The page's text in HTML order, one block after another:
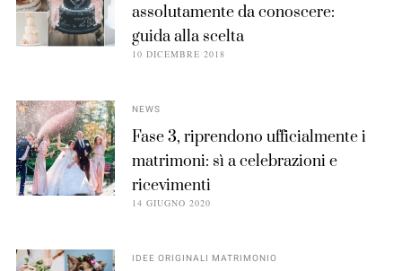
assolutamente da conoscere:
guida alla scelta
10 DICEMBRE 2018
NEWS
Fase 3, riprendono ufficialmente i
matrimoni: sì a celebrazioni e
ricevimenti
14 GIUGNO 2020
IDEE ORIGINALI MATRIMONIO